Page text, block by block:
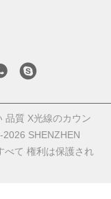
品質 X光線のカウン
SHENZHEN
べて 権利は保護され